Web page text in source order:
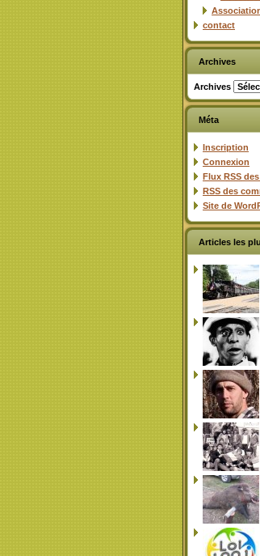
contact
Archives
Archives
Méta
Inscription
Connexion
Flux RSS
RSS des
Site de
Articles les